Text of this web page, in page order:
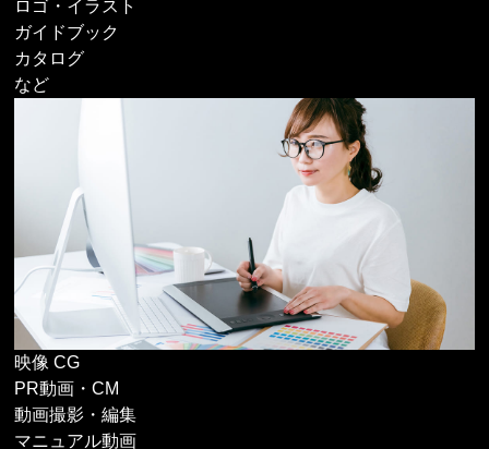
ロゴ・イラスト
ガイドブック
カタログ
など
映像 CG
PR動画・CM
動画撮影・編集
マニュアル動画